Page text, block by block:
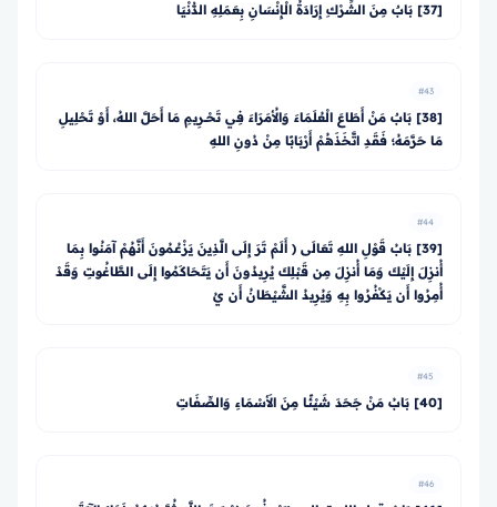
[37] بَابٌ مِنَ الشِّرْكِ إِرَادَةُ الْإِنْسَانِ بِعَمَلِهِ الدُّنْيَا
#43
[38] بَابٌ مَنْ أَطَاعَ الْعُلَمَاءَ وَالأُمَرَاءَ فِي تَحْــرِيمِ مَا أَحَلَّ اللهُ، أَوْ تَحْلِيلِ
مَا حَرَّمَهُ؛ فَقَدِ اتَّخَذَهُمْ أَرْبَابًا مِنْ دُونِ اللهِ
#44
[39] بَابُ قَوْلِ اللهِ تَعَالَى ﴿ أَلَمْ تَرَ إِلَى الَّذِينَ يَزْعُمُونَ أَنَّهُمْ آمَنُوا بِمَا
أُنزِلَ إِلَيْكَ وَمَا أُنزِلَ مِن قَبْلِكَ يُرِيدُونَ أَن يَتَحَاكَمُوا إِلَى الطَّاغُوتِ وَقَدْ
أُمِرُوا أَن يَكْفُرُوا بِهِ وَيُرِيدُ الشَّيْطَانُ أَن يُ
#45
[40] بَابُ مَنْ جَحَدَ شَيْئًا مِنَ الأَسْمَاءِ وَالصِّفَاتِ
#46